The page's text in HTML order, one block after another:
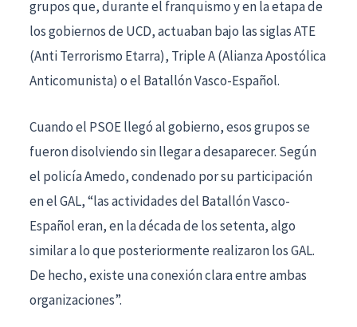
grupos que, durante el franquismo y en la etapa de
los gobiernos de UCD, actuaban bajo las siglas ATE
(Anti Terrorismo Etarra), Triple A (Alianza Apostólica
Anticomunista) o el Batallón Vasco-Español.
Cuando el PSOE llegó al gobierno, esos grupos se
fueron disolviendo sin llegar a desaparecer. Según
el policía Amedo, condenado por su participación
en el GAL, “las actividades del Batallón Vasco-
Español eran, en la década de los setenta, algo
similar a lo que posteriormente realizaron los GAL.
De hecho, existe una conexión clara entre ambas
organizaciones”.